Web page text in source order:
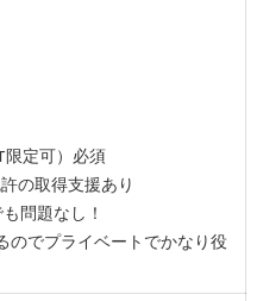
限定可）必須
の取得支援あり
問題なし！
でプライベートでかなり役